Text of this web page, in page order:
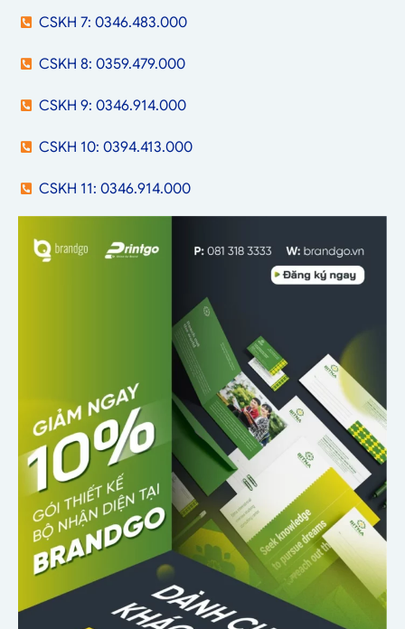
CSKH 7: 0346.483.000
CSKH 8: 0359.479.000
CSKH 9: 0346.914.000
CSKH 10: 0394.413.000
CSKH 11: 0346.914.000